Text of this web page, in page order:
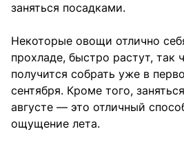
заняться посадками.
Некоторые овощи отлично
прохладе, быстро растут, так
получится собрать уже в
сентября. Кроме того,
августе — это отличный
ощущение лета.